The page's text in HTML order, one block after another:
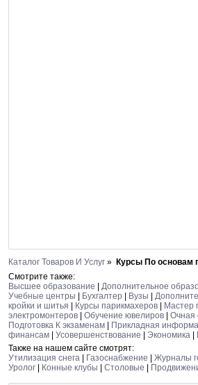
Каталог Товаров И Услуг » Курсы По основам
Смотрите также:
Высшее образование
Дополнительное
Учебные центры
Бухгалтер Вузы
кройки и шитья
Курсы парикмахеров Мастер
электромонтеров
Обучение ювелиров Очная
Подготовка К экзаменам
Прикладная
финансам
Усовершенствование Экономика
Также на нашем сайте смотрят:
Утилизация снега
Газоснабжение Журналы
Уролог
Конные клубы Столовые